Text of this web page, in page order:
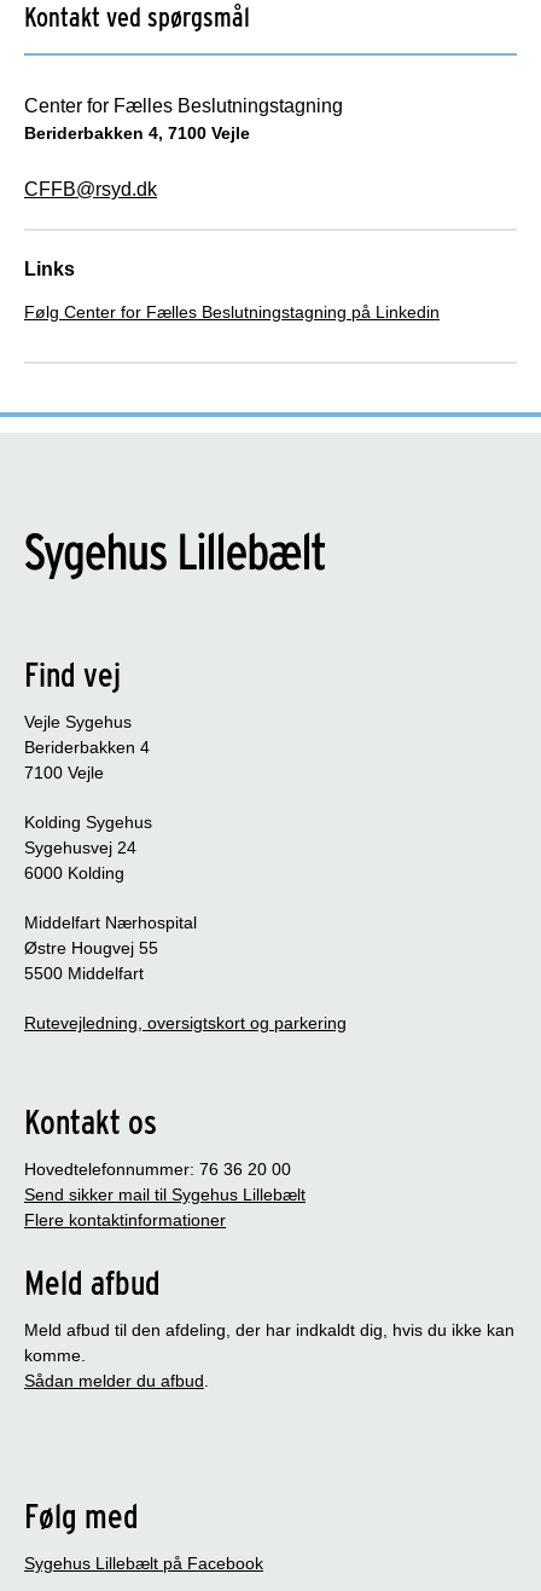
Kontakt ved spørgsmål
Links
Følg Center for Fælles Beslutningstagning på Linkedin
Center for Fælles Beslutningstagning
Beriderbakken 4, 7100 Vejle
CFFB@rsyd.dk
Find vej
Vejle Sygehus
Beriderbakken 4
7100 Vejle
Kolding Sygehus
Sygehusvej 24
6000 Kolding
Middelfart Nærhospital
Østre Hougvej 55
5500 Middelfart
Rutevejledning, oversigtskort og parkering
Kontakt os
Hovedtelefonnummer: 76 36 20 00
Send sikker mail til Sygehus Lillebælt
Flere kontaktinformationer
Meld afbud
Meld afbud til den afdeling, der har indkaldt dig, hvis du ikke kan
komme.
Sådan melder du afbud.
Følg med
Sygehus Lillebælt på Facebook